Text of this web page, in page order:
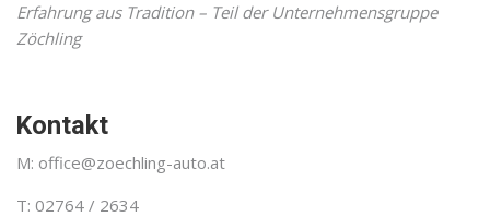
Erfahrung aus Tradition – Teil der Unternehmensgruppe
Zöchling
Kontakt
M: office@zoechling-auto.at
T: 02764 / 2634